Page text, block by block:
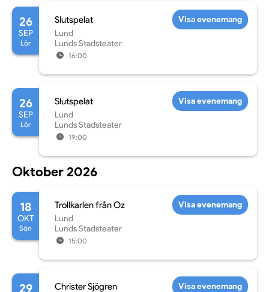
26
SEP
Lör
Slutspelat
Lund
Lunds Stadsteater
16:00
Visa evenemang
26
SEP
Lör
Slutspelat
Lund
Lunds Stadsteater
19:00
Visa evenemang
Oktober 2026
18
OKT
Sön
Trollkarlen från Oz
Lund
Lunds Stadsteater
15:00
Visa evenemang
29 Christer Sjögren Visa evenemang